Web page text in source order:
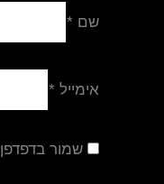
שם *
אימייל *
שמור